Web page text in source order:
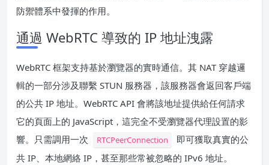
防禦體系中發揮的作用。
通過 WebRTC 導致的 IP 地址洩露
WebRTC 框架支持基於瀏覽器的實時通信。其 NAT 穿越邏
輯的一部分涉及聯繫 STUN 服務器，該服務器會返回客戶端
的公共 IP 地址。WebRTC API 會將該地址提供給任何請求
它的頁面上的 JavaScript，這完全不受瀏覽器代理設置的影
響。只需調用一次
RTCPeerConnection
即可獲取真實的公
共 IP、本地網絡 IP，甚至那些常被忽略的 IPv6 地址。